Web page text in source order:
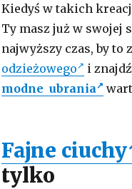
Kiedyś w takich
Ty masz już w swojej
najwyższy czas, by
odzieżowego
i
modne ubrania
Fajne ciuchy
tylko